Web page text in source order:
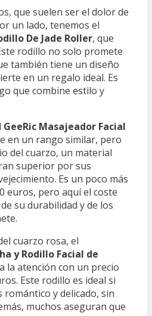
que suelen ser el dolor de
un lado, tenemos el
De Jade Roller, que
rodillo no solo promete
también tiene un diseño
en un regalo ideal. Es
que combine estilo y
GeeRic Masajeador Facial
en un rango similar, pero
del cuarzo, un material
superior por sus
Es un poco más
euros, pero aquí el coste
su durabilidad y de los
cuarzo rosa, el
y Rodillo Facial de
la atención con un precio
Este rodillo es ideal si
romántico y delicado, sin
muchos aseguran que